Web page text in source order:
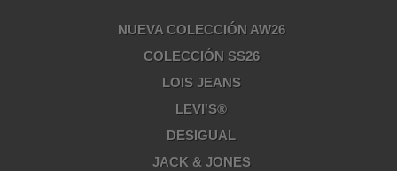
NUEVA COLECCIÓN AW26
COLECCIÓN SS26
LOIS JEANS
LEVI'S®
DESIGUAL
JACK & JONES